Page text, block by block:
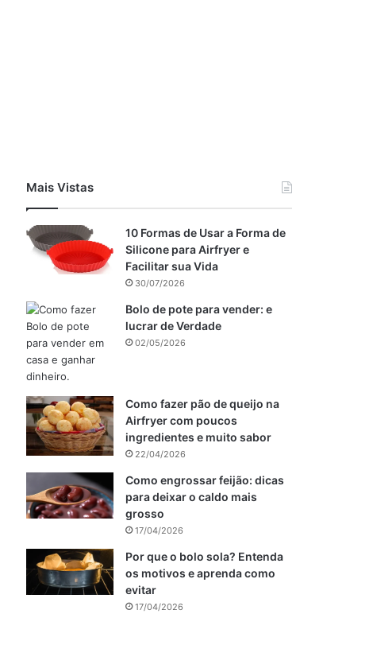
Mais Vistas
10 Formas de Usar a Forma de
Silicone para Airfryer e
Facilitar sua Vida
30/07/2026
Bolo de pote para vender: e
lucrar de Verdade
02/05/2026
Como fazer pão de queijo na
Airfryer com poucos
ingredientes e muito sabor
22/04/2026
Como engrossar feijão: dicas
para deixar o caldo mais
grosso
17/04/2026
Por que o bolo sola? Entenda
os motivos e aprenda como
evitar
17/04/2026